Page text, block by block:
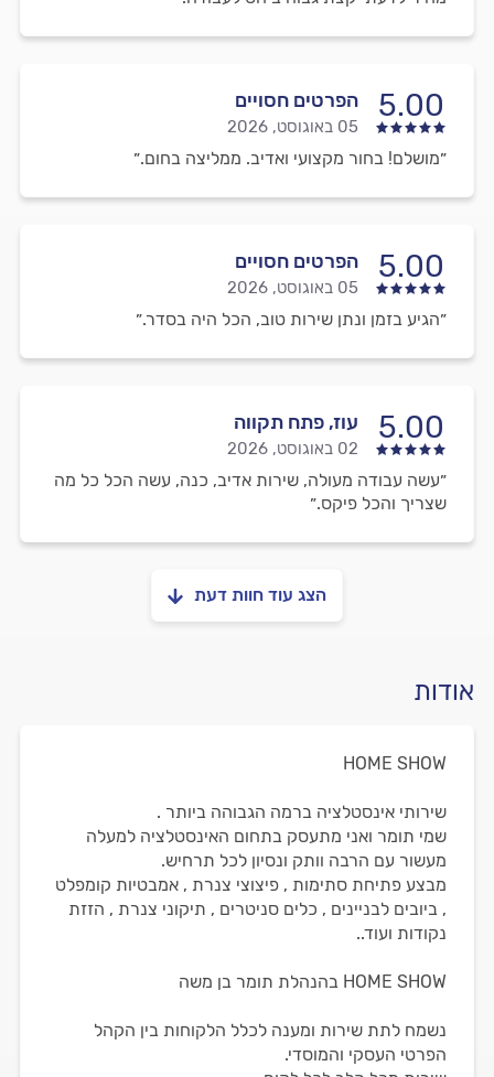
5.00 הפרטים חסויים
05 באוגוסט, 2026
״מושלם! בחור מקצועי ואדיב. ממליצה בחום.״
5.00 הפרטים חסויים
05 באוגוסט, 2026
״הגיע בזמן ונתן שירות טוב, הכל היה בסדר.״
5.00 עוז, פתח תקווה
02 באוגוסט, 2026
״עשה עבודה מעולה, שירות אדיב, כנה, עשה הכל כל מה
שצריך והכל פיקס.״
הצג עוד חוות דעת
אודות
HOME SHOW
שירותי אינסטלציה ברמה הגבוהה ביותר .
שמי תומר ואני מתעסק בתחום האינסטלציה למעלה
מעשור עם הרבה וותק ונסיון לכל תרחיש.
מבצע פתיחת סתימות , פיצוצי צנרת , אמבטיות קומפלט
, ביובים לבניינים , כלים סניטרים , תיקוני צנרת , הזזת
נקודות ועוד..
HOME SHOW בהנהלת תומר בן משה
נשמח לתת שירות ומענה לכלל הלקוחות בין הקהל
הפרטי העסקי והמוסדי.